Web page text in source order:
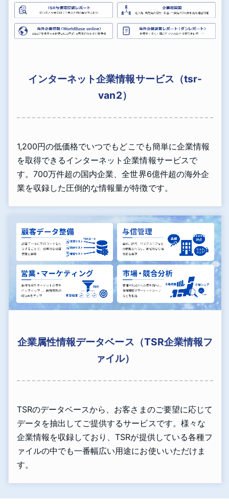
インターネット企業情報サービス（tsr-
van2）
1,200円の低価格でいつでもどこでも簡単に企業情報
を取得できるインターネット企業情報サービスで
す。700万件超の国内企業、全世界6億件超の海外企
業を収録した圧倒的な情報量が特徴です。
企業属性情報データベース（TSR企業情報フ
ァイル）
TSRのデータベースから、お客さまのご要望に応じて
データを抽出してご提供するサービスです。様々な
企業情報を収録しており、TSRが提供している各種フ
ァイルの中でも一番幅広い用途にお使いいただけま
す。